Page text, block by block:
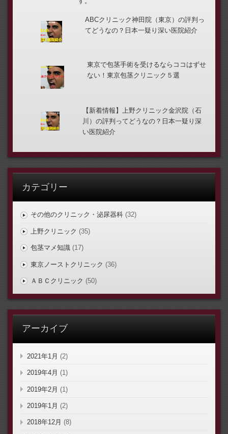
ABCクリニック神田院（東京）の評判っ
てどうなの？日本一疑り深い医院紹介
東京で包茎手術を受けるならココはずせ
ない！東京包茎クリニック５選
【新着情報】上野クリニック金沢院（石
川）の評判ってどうなの？日本一疑り深
い医院紹介
カテゴリー
その他のクリニック・泌尿器科(32)
上野クリニック (35)
包茎マメ知識(17)
東京ノーストクリニック (36)
ＡＢＣクリニック (50)
アーカイブ
2021年1月 (2)
2019年4月 (1)
2019年2月 (1)
2019年1月 (2)
2018年12月 (8)